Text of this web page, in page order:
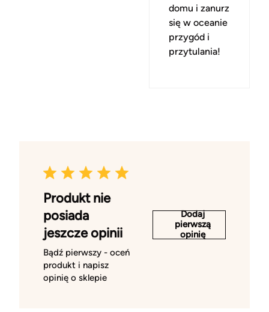
domu i zanurz
się w oceanie
przygód i
przytulania!
Produkt nie
posiada
jeszcze opinii
Bądź pierwszy - oceń
produkt i napisz
opinię o sklepie
Dodaj
pierwszą
opinię